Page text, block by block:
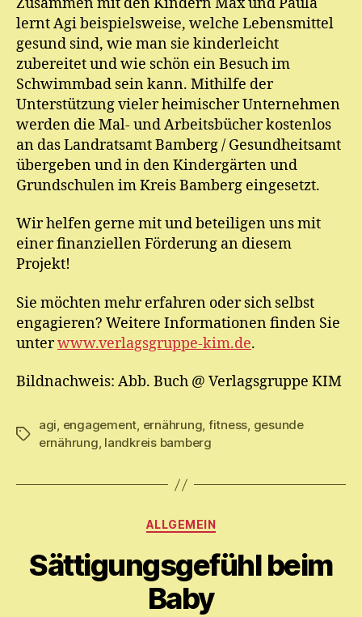
lernt Agi beispielsweise, welche Lebensmittel
gesund sind, wie man sie kinderleicht
zubereitet und wie schön ein Besuch im
Schwimmbad sein kann. Mithilfe der
Unterstützung vieler heimischer Unternehmen
werden die Mal- und Arbeitsbücher kostenlos
an das Landratsamt Bamberg / Gesundheitsamt
übergeben und in den Kindergärten und
Grundschulen im Kreis Bamberg eingesetzt.
Wir helfen gerne mit und beteiligen uns mit
einer finanziellen Förderung an diesem
Projekt!
Sie möchten mehr erfahren oder sich selbst
engagieren? Weitere Informationen finden Sie
unterwww.verlagsgruppe-kim.de.
Bildnachweis: Abb. Buch @ Verlagsgruppe KIM
Schlagwörter
agi, engagement, ernährung, fitness, gesunde
ernährung, landkreis bamberg
Kategorien
ALLGEMEIN
Sättigungsgefühl beim
Baby
V
n
M
y